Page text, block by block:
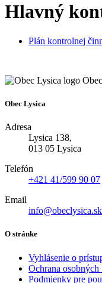
Hlavný
Plán kontrolnej
Obec Lysica
Adresa
Lysica 138,
013 05 Lysica
Telefón
+421 41/599 90 07
Email
info@obeclysica.sk
O stránke
Vyhlásenie o
Ochrana osobných
Podmienky pre